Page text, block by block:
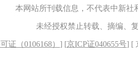
本网站所刊载信息，不代表中新
未经授权禁止转载、摘编、
证（0106168） ] [京ICP证040655号] [